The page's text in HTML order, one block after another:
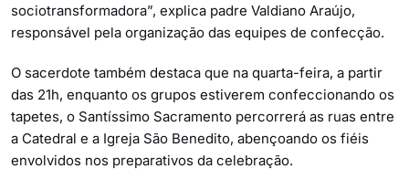
sociotransformadora”, explica padre Valdiano Araújo,
responsável pela organização das equipes de confecção.
O sacerdote também destaca que na quarta-feira, a partir
das 21h, enquanto os grupos estiverem confeccionando os
tapetes, o Santíssimo Sacramento percorrerá as ruas entre
a Catedral e a Igreja São Benedito, abençoando os fiéis
envolvidos nos preparativos da celebração.